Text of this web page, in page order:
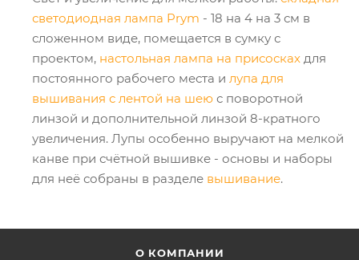
светодиодная лампа Prym - 18 на 4 на 3 см в
сложенном виде, помещается в сумку с
проектом, настольная лампа на присосках для
постоянного рабочего места и лупа для
вышивания с лентой на шею с поворотной
линзой и дополнительной линзой 8-кратного
увеличения. Лупы особенно выручают на мелкой
канве при счётной вышивке - основы и наборы
для неё собраны в разделе вышивание.
О КОМПАНИИ